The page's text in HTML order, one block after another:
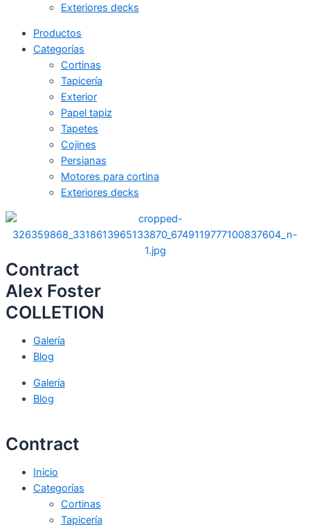
Exteriores decks
Productos
Categorías
Cortinas
Tapicería
Exterior
Papel tapiz
Tapetes
Cojines
Persianas
Motores para cortina
Exteriores decks
Contract
Alex Foster
COLLETION
Galería
Blog
Galería
Blog
Contract
Inicio
Categorías
Cortinas
Tapicería